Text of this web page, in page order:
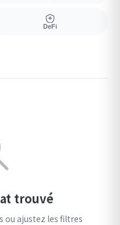
DeFi
trouvé
ou ajustez les filtres